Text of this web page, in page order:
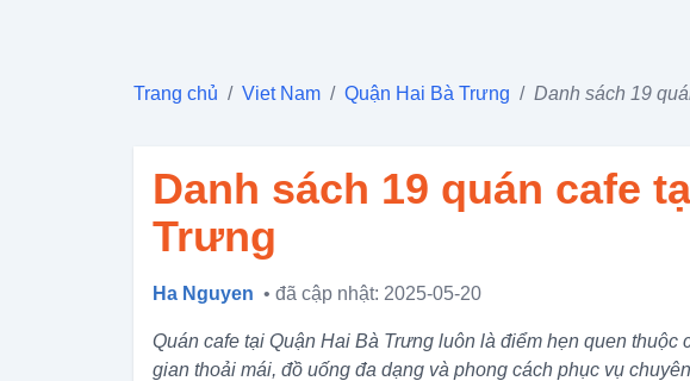
Trang chủ / Viet Nam / Quận Hai Bà Trưng / Danh sách 19
Danh sách 19 quán cafe
Trưng
Ha Nguyen • đã cập nhật: 2025-05-20
Quán cafe tại Quận Hai Bà Trưng luôn là điểm hẹn quen
gian thoải mái, đồ uống đa dạng và phong cách phục vụ